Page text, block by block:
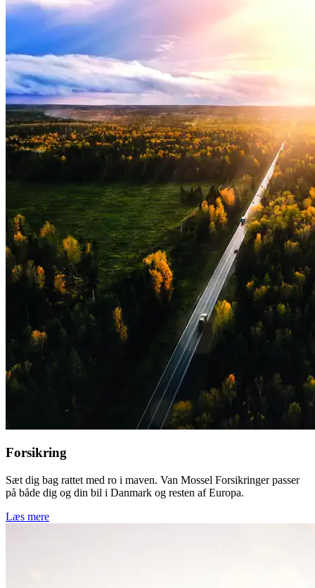
Forsikring
Sæt dig bag rattet med ro i maven. Van Mossel Forsikringer passer
på både dig og din bil i Danmark og resten af Europa.
Læs mere